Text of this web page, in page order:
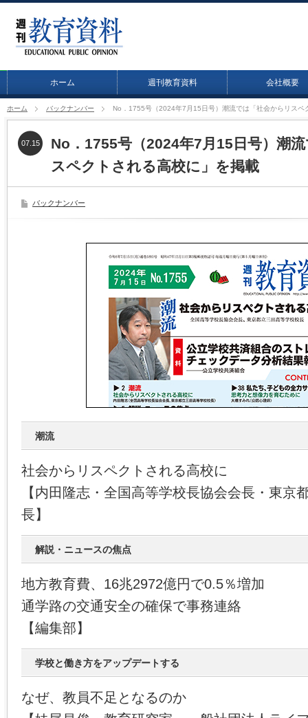
ホーム 週刊教育資料 会社概要
ホーム バックナンバー No．1755号（2024年7月15日号）潮流では「社会からリスペ
No．1755号（2024年7月15日号）潮
スペクトされる高校に」を掲載
07.15
バックナンバー
潮流
社会からリスペクトされる高校に
【内田隆志・全国高等学校長協会会長・東京
長】
解説・ニュースの焦点
地方教育費、16兆2972億円で0.5％増加
通学路の交通安全の確保で事務連絡
【編集部】
学校と働き方をアップデートする
なぜ、教員不足となるのか